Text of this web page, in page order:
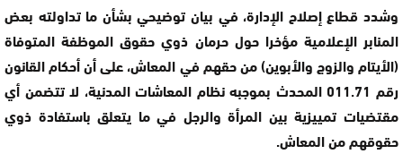
وشدد قطاع إصلاح الإدارة، في بيان توضيحي بشأن ما تداولته بعض
المنابر الإعلامية مؤخرا حول حرمان ذوي حقوق الموظفة المتوفاة
(الأيتام والزوج والأبوين) من حقهم في المعاش، على أن أحكام القانون
رقم 011.71 المحدث بموجبه نظام المعاشات المدنية، لا تتضمن أي
مقتضيات تمييزية بين المرأة والرجل في ما يتعلق باستفادة ذوي
حقوقهم من المعاش.